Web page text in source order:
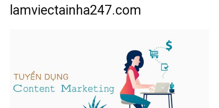
lamviectainha247.com